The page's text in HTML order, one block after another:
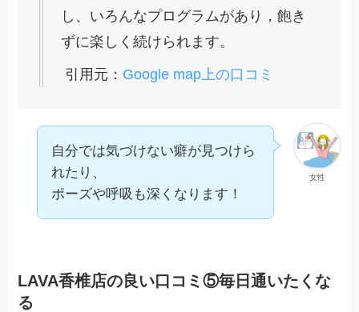
し、いろんなプログラムがあり，飽き
ずに楽しく続けられます。
引用元： Google map上の口コミ
女性
自分では気づけない癖が見つけら
れたり、
ポーズや呼吸も深くなります！
LAVA香椎店の良い口コミ⑤毎日通いたくな
る